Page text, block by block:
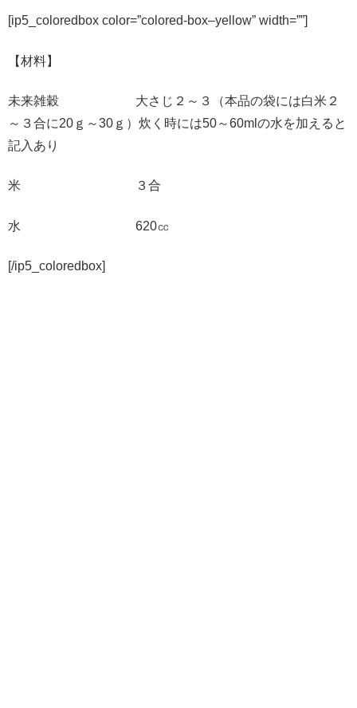
[ip5_coloredbox color=”colored-box–yellow” width=””]
【材料】
未来雑穀 大さじ２～３（本品の袋には白米２
～３合に20ｇ～30ｇ）炊く時には50～60mlの水を加えると
記入あり
米 ３合
水 620㏄
[/ip5_coloredbox]